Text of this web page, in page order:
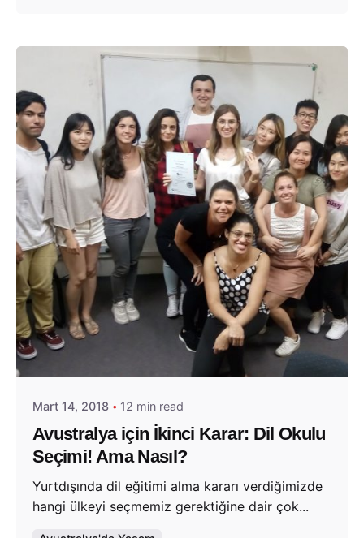
Posted by
Mart 14, 2018 12 min read
Avustralya için İkinci Karar: Dil Okulu
Seçimi! Ama Nasıl?
Yurtdışında dil eğitimi alma kararı verdiğimizde
hangi ülkeyi seçmemiz gerektiğine dair çok...